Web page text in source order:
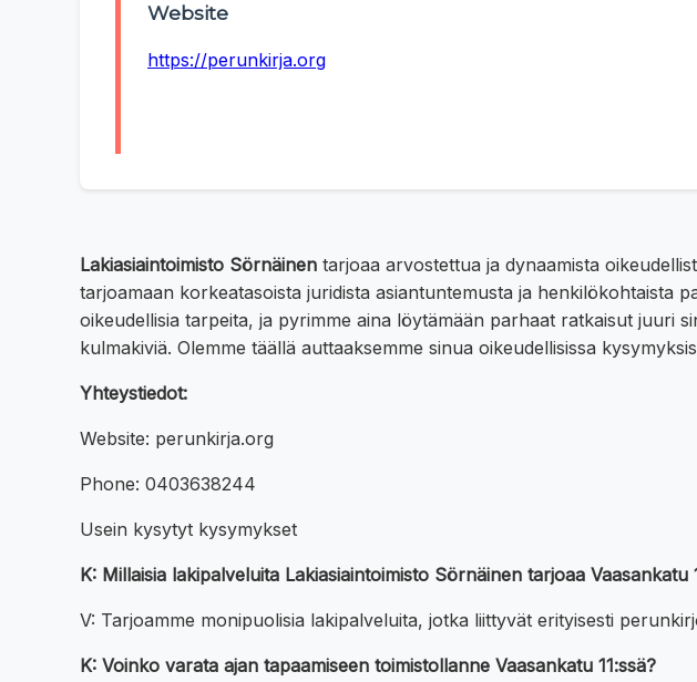
Website
https://perunkirja.org
Lakiasiaintoimisto Sörnäinen tarjoaa arvostettua ja dynaamista
tarjoamaan korkeatasoista juridista asiantuntemusta ja henkilökohtaista
oikeudellisia tarpeita, ja pyrimme aina löytämään parhaat ratkaisut juuri
kulmakiviä. Olemme täällä auttaaksemme sinua oikeudellisissa
Yhteystiedot:
Website: perunkirja.org
Phone: 0403638244
Usein kysytyt kysymykset
K: Millaisia lakipalveluita Lakiasiaintoimisto Sörnäinen tarjoaa Vaasankatu
V: Tarjoamme monipuolisia lakipalveluita, jotka liittyvät erityisesti
K: Voinko varata ajan tapaamiseen toimistollanne Vaasankatu 11:ssä?